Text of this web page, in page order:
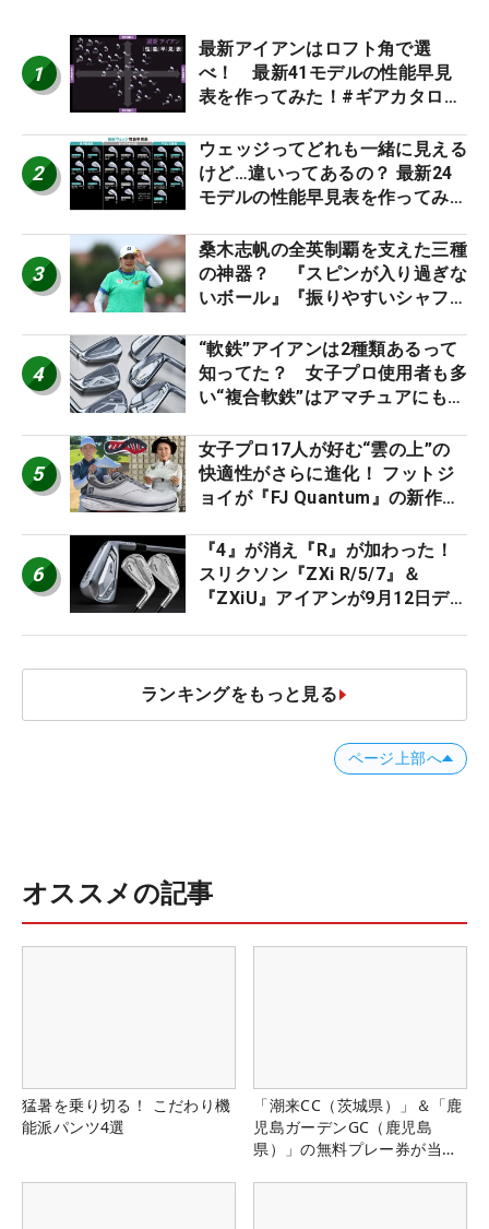
1
最新アイアンはロフト角で選
べ！ 最新41モデルの性能早見
表を作ってみた！#ギアカタログ
2
ウェッジってどれも一緒に見える
けど…違いってあるの？ 最新24
モデルの性能早見表を作ってみ
3
桑木志帆の全英制覇を支えた三種
の神器？ 『スピンが入り過ぎな
いボール』『振りやすいシャフ
ー』 #女子プロセッティング
4
“軟鉄”アイアンは2種類あるって
知ってた？ 女子プロ使用者も多
い“複合軟鉄”はアマチュアにもオ
5
女子プロ17人が好む“雲の上”の
快適性がさらに進化！ フットジ
ョイが『FJ Quantum』の新作を
6
『4』が消え『R』が加わった！
スリクソン『ZXi R/5/7』＆
『ZXiU』アイアンが9月12日デ
ランキングをもっと見る
ページ上部へ
オススメの記事
猛暑を乗り切る！ こだわり機
能派パンツ4選
「潮来CC（茨城県）」＆「鹿
児島ガーデンGC（鹿児島
県）」の無料プレー券が当た